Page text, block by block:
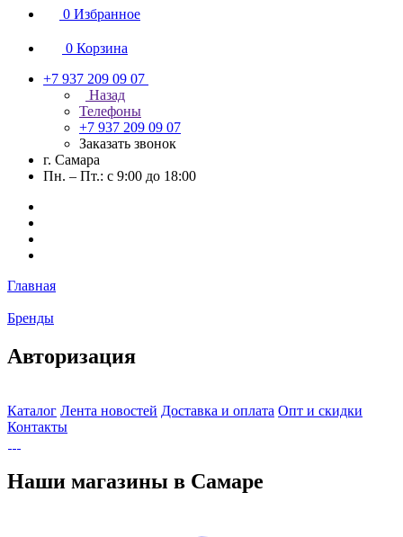
0 Избранное
0 Корзина
+7 937 209 09 07
Назад
Телефоны
+7 937 209 09 07
Заказать звонок
г. Самара
Пн. – Пт.: с 9:00 до 18:00
Главная
Бренды
Авторизация
Каталог Лента новостей Доставка и оплата Опт и скидки
Контакты
Наши магазины в Самаре